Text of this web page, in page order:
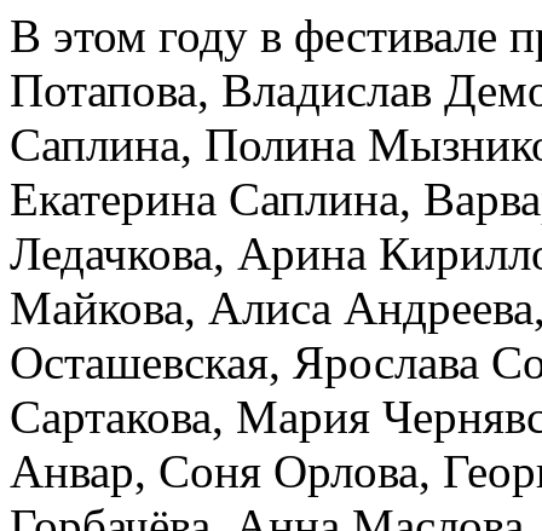
В этом году в фестивале
Потапова, Владислав
Саплина, Полина
Екатерина Саплина,
Ледачкова, Арина
Майкова, Алиса
Осташевская, Ярослава
Сартакова, Мария
Анвар, Соня Орлова,